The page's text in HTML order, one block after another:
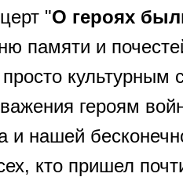
"О героях
памяти и
культурным
героям
нашей
кто пришел